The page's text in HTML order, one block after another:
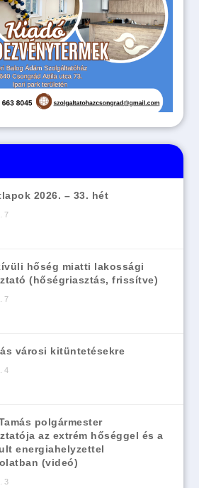
2026. – 33. hét
7
hőség miatti lakossági
(hőségriasztás, frissítve)
7
városi kitüntetésekre
4
polgármester
az extrém hőséggel és a
energiahelyzettel
(videó)
3